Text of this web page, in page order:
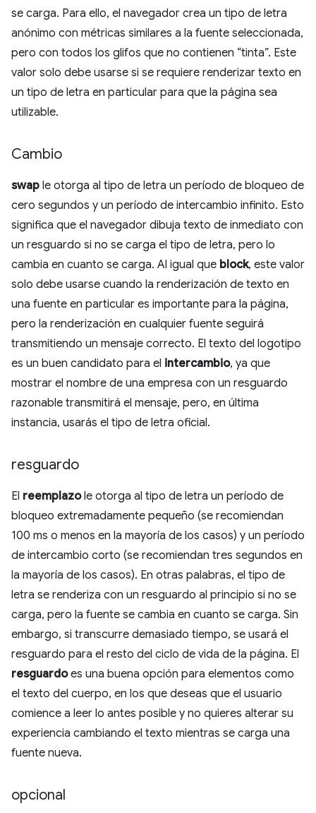
se carga. Para ello, el navegador crea un tipo de letra
anónimo con métricas similares a la fuente seleccionada,
pero con todos los glifos que no contienen “tinta”. Este
valor solo debe usarse si se requiere renderizar texto en
un tipo de letra en particular para que la página sea
utilizable.
Cambio
swap le otorga al tipo de letra un período de bloqueo de
cero segundos y un período de intercambio infinito. Esto
significa que el navegador dibuja texto de inmediato con
un resguardo si no se carga el tipo de letra, pero lo
cambia en cuanto se carga. Al igual que block, este valor
solo debe usarse cuando la renderización de texto en
una fuente en particular es importante para la página,
pero la renderización en cualquier fuente seguirá
transmitiendo un mensaje correcto. El texto del logotipo
es un buen candidato para el intercambio, ya que
mostrar el nombre de una empresa con un resguardo
razonable transmitirá el mensaje, pero, en última
instancia, usarás el tipo de letra oficial.
resguardo
El reemplazole otorga al tipo de letra un período de
bloqueo extremadamente pequeño (se recomiendan
100 ms o menos en la mayoría de los casos) y un período
de intercambio corto (se recomiendan tres segundos en
la mayoría de los casos). En otras palabras, el tipo de
letra se renderiza con un resguardo al principio si no se
carga, pero la fuente se cambia en cuanto se carga. Sin
embargo, si transcurre demasiado tiempo, se usará el
resguardo para el resto del ciclo de vida de la página. El
resguardoes una buena opción para elementos como
el texto del cuerpo, en los que deseas que el usuario
comience a leer lo antes posible y no quieres alterar su
experiencia cambiando el texto mientras se carga una
fuente nueva.
opcional